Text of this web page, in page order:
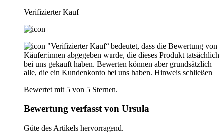
Verifizierter Kauf
"Verifizierter Kauf“ bedeutet, dass die Bewertung von
Käufer:innen abgegeben wurde, die dieses Produkt tatsächlich
bei uns gekauft haben. Bewerten können aber grundsätzlich
alle, die ein Kundenkonto bei uns haben. Hinweis schließen
Bewertet mit 5 von 5 Sternen.
Bewertung verfasst von Ursula
Güte des Artikels hervorragend.